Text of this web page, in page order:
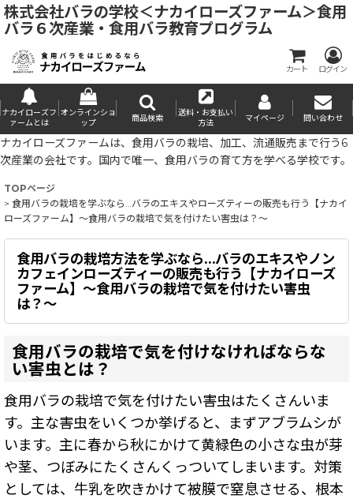
株式会社バラの学校＜ナカイローズファーム＞食用
バラ６次産業・食用バラ教育プログラム
カート ログイン
ナカイローズフ
ァームとは
オンラインショ
ップ
商品検索
送料・お支払い
方法
マイページ 問い合わせ
ナカイローズファームは、食用バラの栽培、加工、流通販売まで行う6
次産業の会社です。国内で唯一、食用バラの育て方を学べる学校です。
TOPページ
> 食用バラの栽培を学ぶなら…バラのエキスやローズティーの販売も行う【ナカイ
ローズファーム】～食用バラの栽培で気を付けたい害虫は？～
食用バラの栽培方法を学ぶなら…バラのエキスやノン
カフェインローズティーの販売も行う【ナカイローズ
ファーム】～食用バラの栽培で気を付けたい害虫
は？～
食用バラの栽培で気を付けなければならな
い害虫とは？
食用バラの栽培で気を付けたい害虫はたくさんいま
す。主な害虫をいくつか挙げると、まずアブラムシが
います。主に春から秋にかけて黄緑色の小さな虫が芽
や茎、つぼみにたくさんくっついてしまいます。対策
としては、牛乳を吹きかけて被膜で窒息させる、根本